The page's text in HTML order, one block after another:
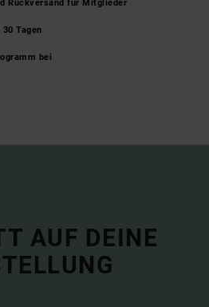
Rückversand für Mitglieder
Tagen
bei
AUF DEINE